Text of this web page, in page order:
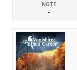
NOTE
-